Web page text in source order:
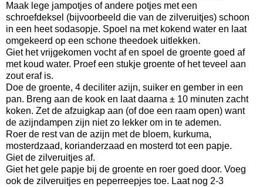
Maak lege jampotjes of andere potjes met een
schroefdeksel (bijvoorbeeld die van de zilveruitjes) schoon
in een heet sodasopje. Spoel na met kokend water en laat
omgekeerd op een schone theedoek uitlekken.
Giet het vrijgekomen vocht af en spoel de groente goed af
met koud water. Proef een stukje groente of het teveel aan
zout eraf is.
Doe de groente, 4 deciliter azijn, suiker en gember in een
pan. Breng aan de kook en laat daarna ± 10 minuten zacht
koken. Zet de afzuigkap aan (of doe een raam open) want
de azijndampen zijn niet zo lekker om in te ademen.
Roer de rest van de azijn met de bloem, kurkuma,
mosterdzaad, korianderzaad en mosterd tot een papje.
Giet de zilveruitjes af.
Giet het gele papje bij de groente en roer goed door. Voeg
ook de zilveruitjes en peperreepjes toe. Laat nog 2-3